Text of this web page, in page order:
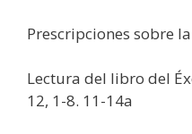
Prescripciones sobre
Lectura del libro del
12, 1-8. 11-14a